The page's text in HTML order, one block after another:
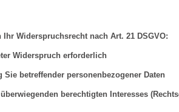
Ihr Widerspruchsrecht nach Art. 21 DSGVO:
Widerspruch erforderlich
Sie betreffender personenbezogener Daten
berechtigten Interesses